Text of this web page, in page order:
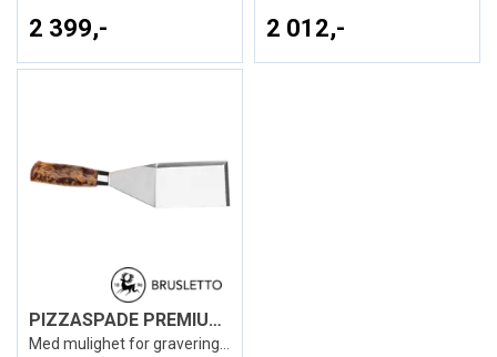
2 399,- 2 012,-
PIZZASPADE PREMIUM SPATULA ONE